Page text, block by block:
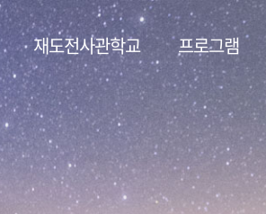
재도전사관학교 프로그램